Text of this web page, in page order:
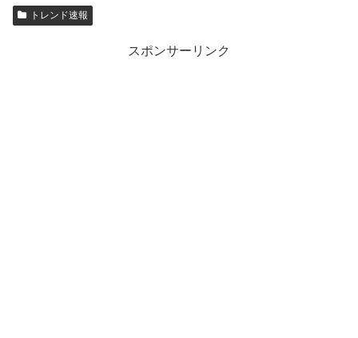
トレンド速報
スポンサーリンク